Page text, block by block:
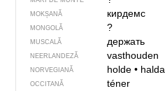
MOKȘANĂ кирдемс
MONGOLĂ ?
MUSCALĂ держать
NEERLANDEZĂ vasthouden
NORVEGIANĂ holde• halda
OCCITANĂ téner